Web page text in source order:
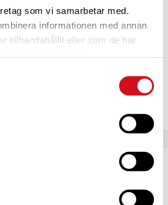
som vi samarbetar med.
informationen med annan
tillhandahållit eller som de har
mellan Caravan Club of Sweden